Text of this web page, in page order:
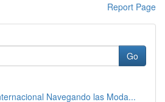
Report Page
Go
Navegando las Moda...